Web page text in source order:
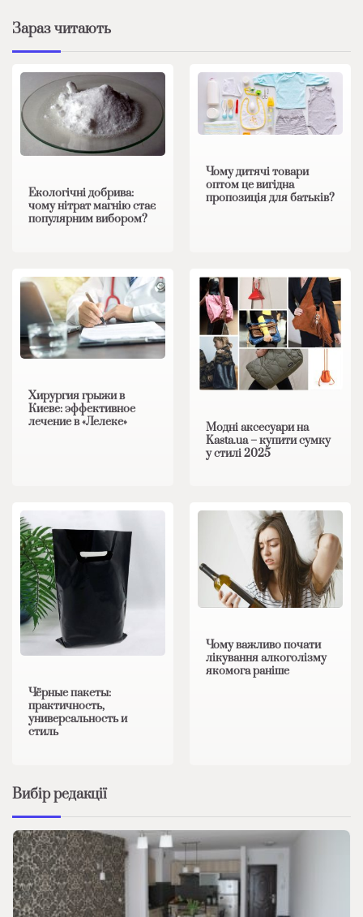
Зараз читають
Екологічні добрива:
чому нітрат магнію стає
популярним вибором?
Чому дитячі товари
оптом це вигідна
пропозиція для батьків?
Хирургия грыжи в
Киеве: эффективное
лечение в «Лелеке»
Модні аксесуари на
Kasta.ua – купити сумку
у стилі 2025
Чёрные пакеты:
практичность,
универсальность и
стиль
Чому важливо почати
лікування алкоголізму
якомога раніше
Вибір редакції